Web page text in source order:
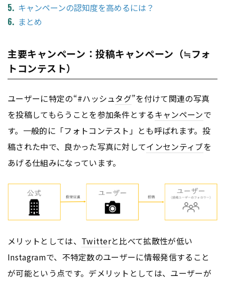
キャンペーンの認知度を高めるには？
まとめ
主要キャンペーン：投稿キャンペーン（≒フォ
トコンテスト）
ユーザーに特定の“#ハッシュタグ”を付けて関連の写真
を投稿してもらうことを参加条件とするキャンペーンで
す。一般的に「フォトコンテスト」とも呼ばれます。投
稿された中で、良かった写真に対してインセンティブを
あげる仕組みになっています。
メリットとしては、 Twitterと比べて拡散性が低い
Instagramで、不特定数のユーザーに情報発信すること
が可能という点です。デメリットとしては、ユーザーが